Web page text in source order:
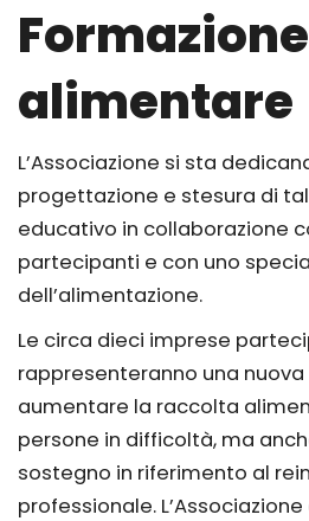
Formazione
alimentare
L’Associazione si sta
progettazione e stesura di
educativo in collaborazione
partecipanti e con uno
dell’alimentazione.
Le circa dieci imprese
rappresenteranno una
aumentare la raccolta
persone in difficoltà, ma
sostegno in riferimento al
professionale.